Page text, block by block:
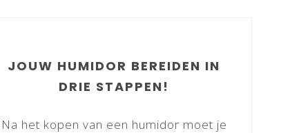
JOUW HUMIDOR BEREIDEN IN
DRIE STAPPEN!
Na het kopen van een humidor moet je